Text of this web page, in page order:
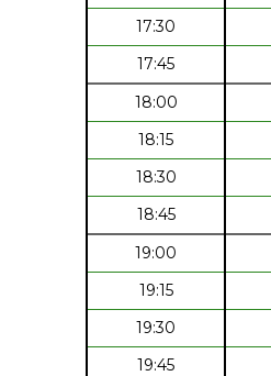
17:30
17:45
18:00
18:15
18:30
18:45
19:00
19:15
19:30
19:45